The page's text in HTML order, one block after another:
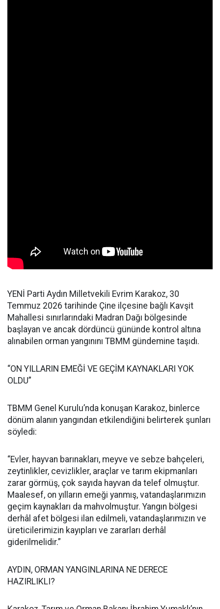
YENİ Parti Aydın Milletvekili Evrim Karakoz, 30
Temmuz 2026 tarihinde Çine ilçesine bağlı Kavşit
Mahallesi sınırlarındaki Madran Dağı bölgesinde
başlayan ve ancak dördüncü gününde kontrol altına
alınabilen orman yangınını TBMM gündemine taşıdı.
“ON YILLARIN EMEĞİ VE GEÇİM KAYNAKLARI YOK
OLDU”
TBMM Genel Kurulu’nda konuşan Karakoz, binlerce
dönüm alanın yangından etkilendiğini belirterek şunları
söyledi:
“Evler, hayvan barınakları, meyve ve sebze bahçeleri,
zeytinlikler, cevizlikler, araçlar ve tarım ekipmanları
zarar görmüş, çok sayıda hayvan da telef olmuştur.
Maalesef, on yılların emeği yanmış, vatandaşlarımızın
geçim kaynakları da mahvolmuştur. Yangın bölgesi
derhâl afet bölgesi ilan edilmeli, vatandaşlarımızın ve
üreticilerimizin kayıpları ve zararları derhâl
giderilmelidir.”
AYDIN, ORMAN YANGINLARINA NE DERECE
HAZIRLIKLI?